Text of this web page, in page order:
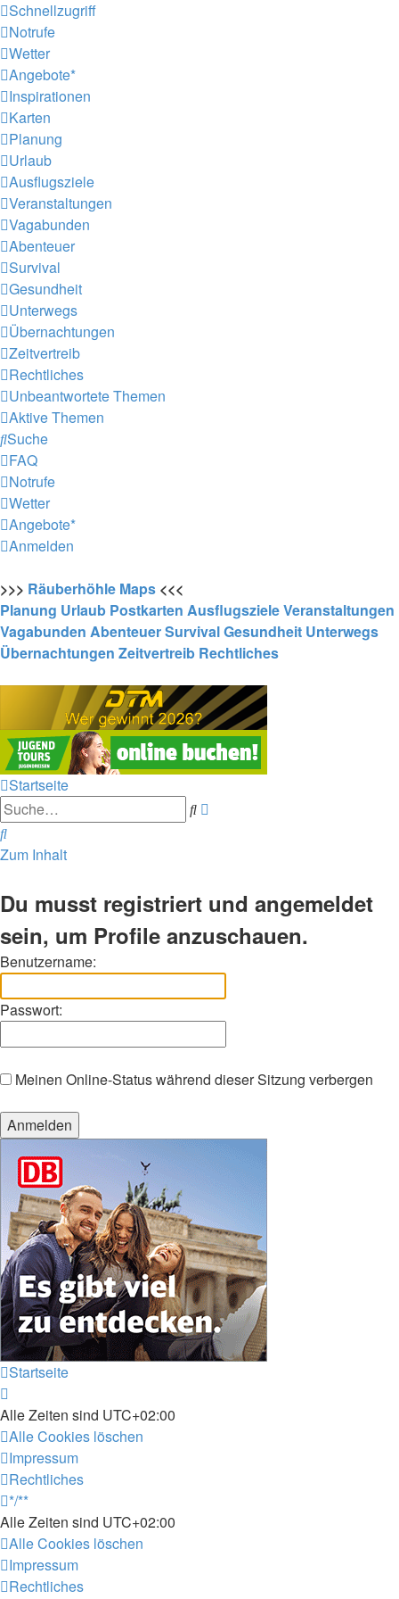
Schnellzugriff
Notrufe
Wetter
Angebote*
Inspirationen
Karten
Planung
Urlaub
Ausflugsziele
Veranstaltungen
Vagabunden
Abenteuer
Survival
Gesundheit
Unterwegs
Übernachtungen
Zeitvertreib
Rechtliches
Unbeantwortete Themen
Aktive Themen
Suche
FAQ
Notrufe
Wetter
Angebote*
Anmelden
>>> Räuberhöhle Maps <<<
Planung Urlaub Postkarten AusflugszieleVeranstaltungen
Vagabunden AbenteuerSurvivalGesundheit Unterwegs
Übernachtungen Zeitvertreib Rechtliches
Startseite
Suche
Suche
Zum Inhalt
Du musst registriert und angemeldet
sein, um Profile anzuschauen.
Benutzername:
Passwort:
Meinen Online-Status während dieser Sitzung verbergen
Startseite
Alle Zeiten sind UTC+02:00
Alle Cookies löschen
Impressum
Rechtliches
*/**
Alle Zeiten sind UTC+02:00
Alle Cookies löschen
Impressum
Rechtliches